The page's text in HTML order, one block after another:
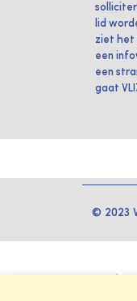
lid
ziet het
een
een
gaat
© 2023